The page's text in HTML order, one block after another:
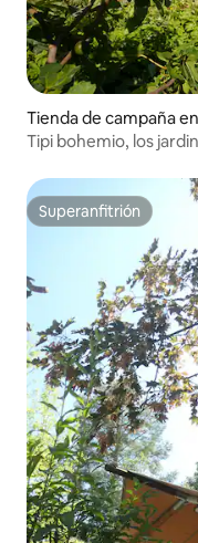
Tienda de campaña
Tipi bohemio, los
Superanfitrión
Superanfitrión